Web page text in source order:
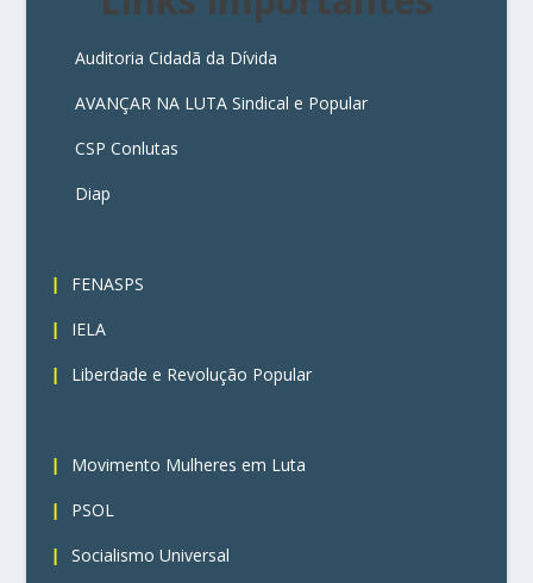
Auditoria Cidadã da Dívida
AVANÇAR NA LUTA Sindical e Popular
CSP Conlutas
Diap
FENASPS
IELA
Liberdade e Revolução Popular
Movimento Mulheres em Luta
PSOL
Socialismo Universal